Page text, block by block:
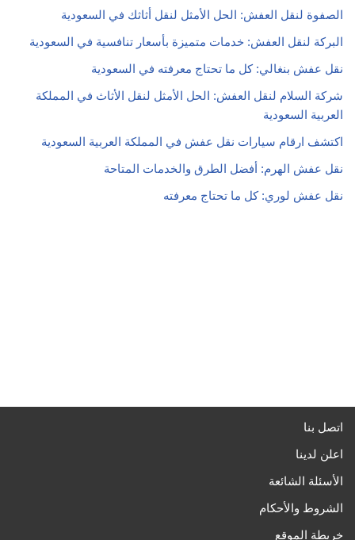
الصفوة لنقل العفش: الحل الأمثل لنقل أثاثك في السعودية
البركة لنقل العفش: خدمات متميزة بأسعار تنافسية في السعودية
نقل عفش بنغالي: كل ما تحتاج معرفته في السعودية
شركة السلام لنقل العفش: الحل الأمثل لنقل الأثاث في المملكة
العربية السعودية
اكتشف ارقام سيارات نقل عفش في المملكة العربية السعودية
نقل عفش الهرم: أفضل الطرق والخدمات المتاحة
نقل عفش لوري: كل ما تحتاج معرفته
اتصل بنا
اعلن لدينا
الأسئلة الشائعة
الشروط والأحكام
خريطة الموقع